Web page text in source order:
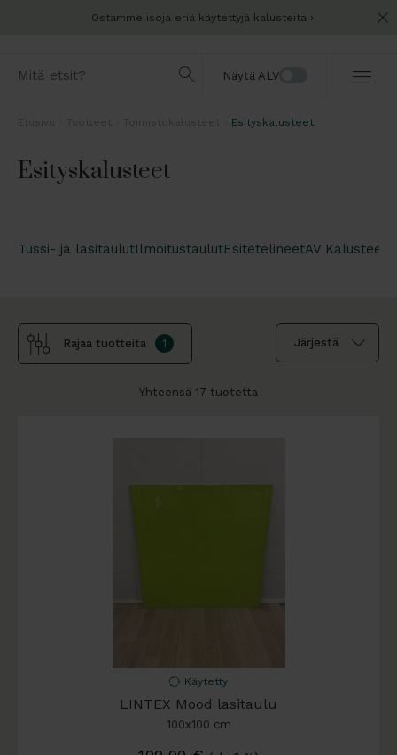
Ostamme isoja eriä käytettyjä kalusteita
Näytä ALV
Esityskalusteet
Esityskalusteet
Tussi- ja lasitaulutIlmoitustaulutEsitetelineetAV Kalusteet
Rajaa tuotteita
Yhteensä 17 tuotetta
Käytetty
LINTEX Mood lasitaulu
100x100 cm